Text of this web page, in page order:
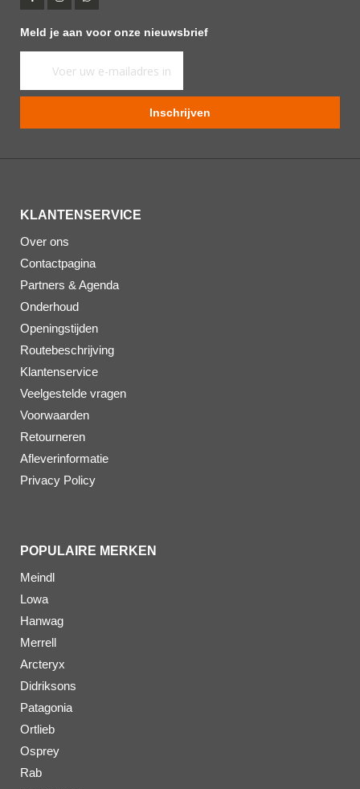
Meld je aan voor onze nieuwsbrief
op
Inschrijven
KLANTENSERVICE
Over ons
Contactpagina
Partners & Agenda
Onderhoud
Openingstijden
Routebeschrijving
Klantenservice
Veelgestelde vragen
Voorwaarden
Retourneren
Afleverinformatie
Privacy Policy
POPULAIRE MERKEN
Meindl
Lowa
Hanwag
Merrell
Arcteryx
Didriksons
Patagonia
Ortlieb
Osprey
Rab